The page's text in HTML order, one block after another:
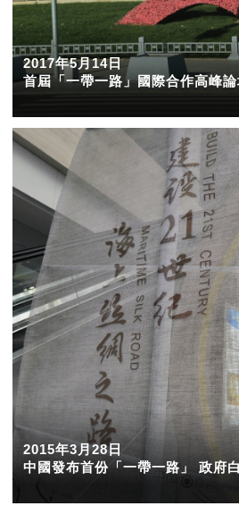
2017年5月14日
首屆「一帶一路」國際合作高峰
2015年3月28日
中國發布首份「一帶一路」 政府